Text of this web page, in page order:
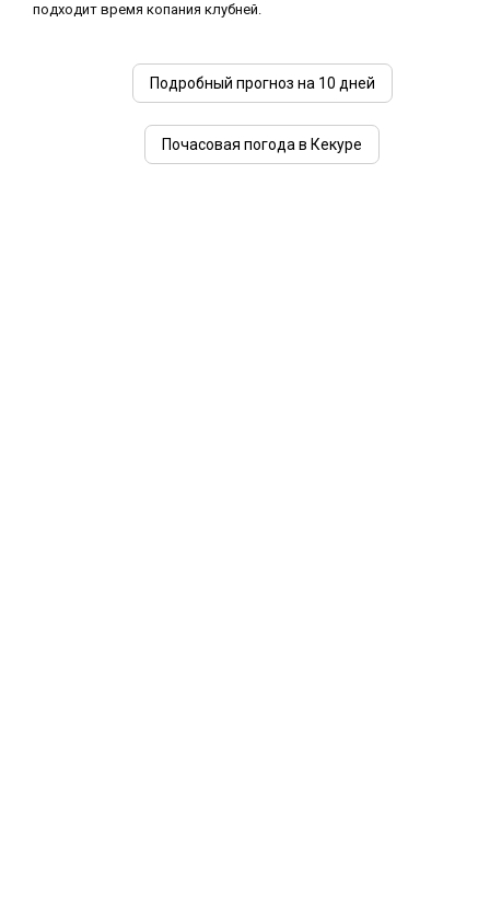
подходит время копания клубней.
Подробный прогноз на 10 дней
Почасовая погода в Кекуре